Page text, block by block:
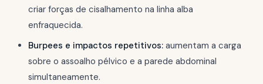
criar forças de cisalhamento na linha alba
enfraquecida.
Burpees e impactos repetitivos: aumentam a carga
sobre o assoalho pélvico e a parede abdominal
simultaneamente.